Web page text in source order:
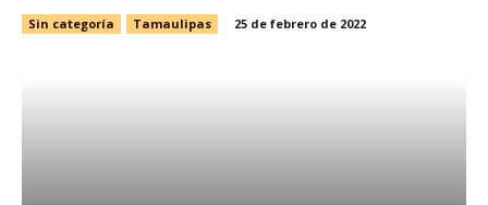
Sin categoría Tamaulipas 25 de febrero de 2022